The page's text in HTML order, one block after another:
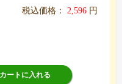
税込価格： 2,596 円
カートに入れる